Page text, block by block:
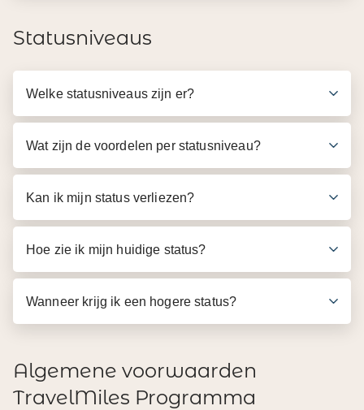
Statusniveaus
Welke statusniveaus zijn er?
Wat zijn de voordelen per statusniveau?
Kan ik mijn status verliezen?
Hoe zie ik mijn huidige status?
Wanneer krijg ik een hogere status?
Algemene voorwaarden
TravelMiles Programma